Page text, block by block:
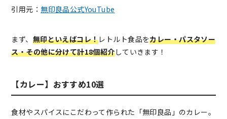
引用元： 無印良品公式YouTube
まず、 無印といえばコレ！レトルト食品をカレー・パスタソー
ス・その他に分けて計18個紹介していきます！
【カレー】おすすめ10選
食材やスパイスにこだわって作られた「無印良品」のカレー。